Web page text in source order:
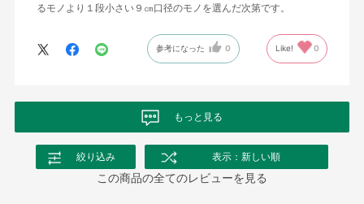
るモノより１段小さい９㎝口径のモノを選んだ次第です。
参考になった 0 Like! 0
もっと見る
絞り込み 表示：新しい順
この商品の全てのレビューを見る